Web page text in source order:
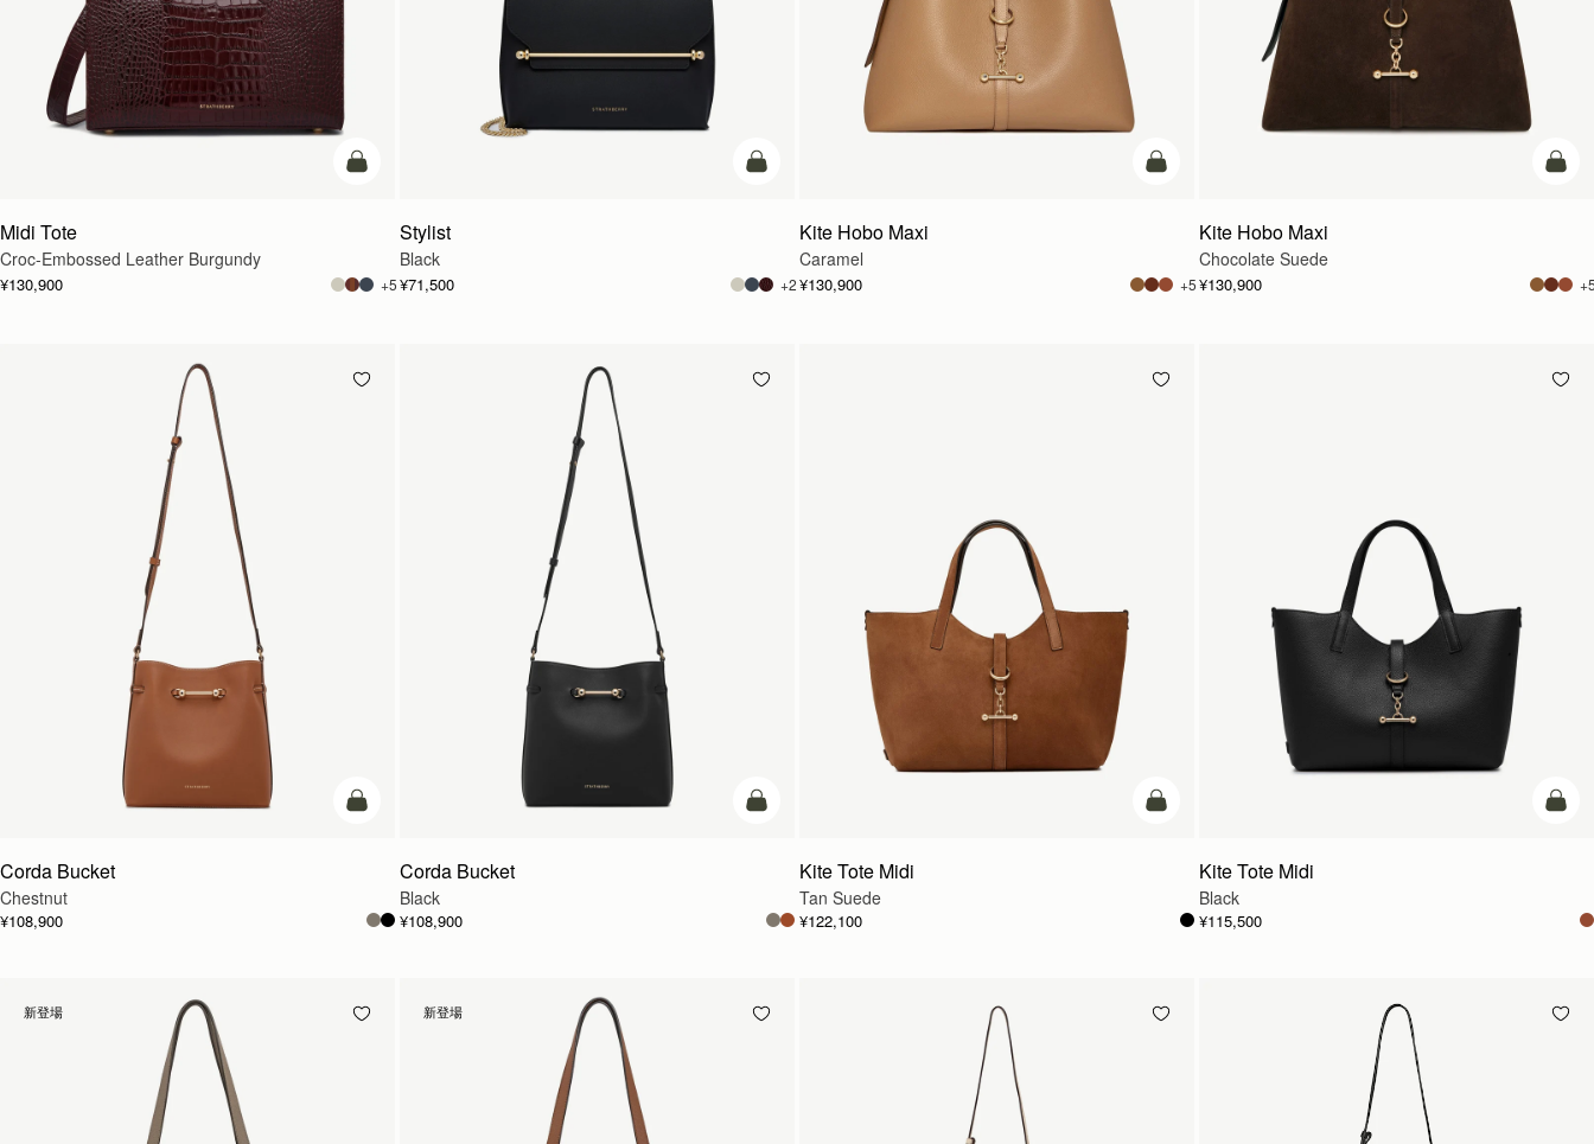
カートに追加
Midi Tote
Croc-Embossed Leather Burgundy
¥130,900 +5
カートに追加
Stylist
Black
¥71,500 +2
カートに追加
Kite Hobo Maxi
Caramel
¥130,900 +5
カー
Kite Hobo Maxi
Chocolate Suede
¥130,900
カートに追加
Corda Bucket
Chestnut
¥108,900
カートに追加
Corda Bucket
Black
¥108,900
カートに追加
Kite Tote Midi
Tan Suede
¥122,100
カー
Kite Tote Midi
Black
¥115,500
新登場 新登場